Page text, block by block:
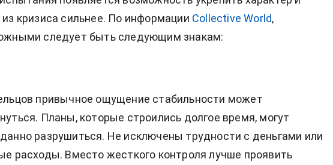
кризиса сильнее. По информации Collective World,
следует быть следующим знакам:
привычное ощущение стабильности может
Планы, которые строились долгое время, могут
разрушиться. Не исключены трудности с деньгами или
расходы. Вместо жесткого контроля лучше проявить